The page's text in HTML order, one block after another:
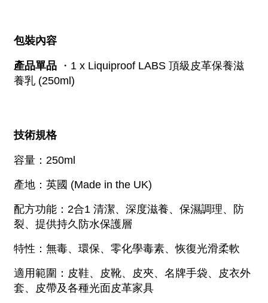
包裝內容
產品單品 ・1 x Liquiproof LABS 頂級皮革保養滋
養乳 (250ml)
技術規格
容量：250ml
產地：英國 (Made in the UK)
配方功能：2合1 清潔、深度滋養、保濕調理、防
裂、提供持久防水保護層
特性：無毒、環保、零化學毒素、恢復光滑柔軟
適用範圍：皮鞋、皮靴、皮夾、名牌手袋、皮衣外
套、皮帶及各種光面皮革家具